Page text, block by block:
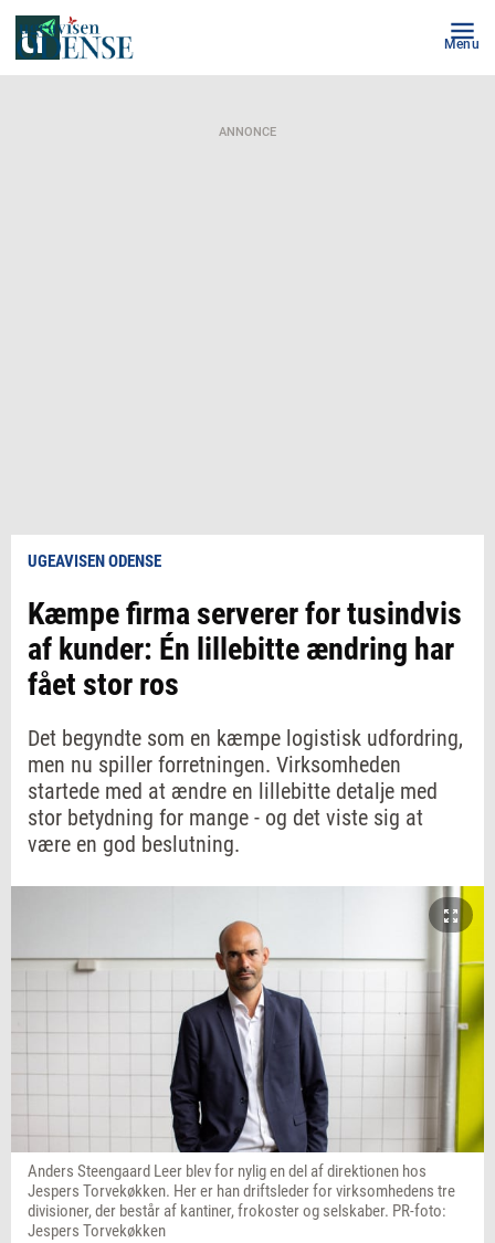
Menu
ANNONCE
UGEAVISEN ODENSE
Kæmpe firma serverer for tusindvis
af kunder: Én lillebitte ændring har
fået stor ros
Det begyndte som en kæmpe logistisk udfordring,
men nu spiller forretningen. Virksomheden
startede med at ændre en lillebitte detalje med
stor betydning for mange - og det viste sig at
være en god beslutning.
Anders Steengaard Leer blev for nylig en del af direktionen hos
Jespers Torvekøkken. Her er han driftsleder for virksomhedens tre
divisioner, der består af kantiner, frokoster og selskaber. PR-foto:
Jespers Torvekøkken